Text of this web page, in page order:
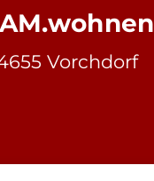
Vorchdorf